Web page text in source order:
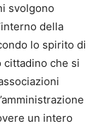
svolgono
della
lo spirito di
cittadino che si
un intero